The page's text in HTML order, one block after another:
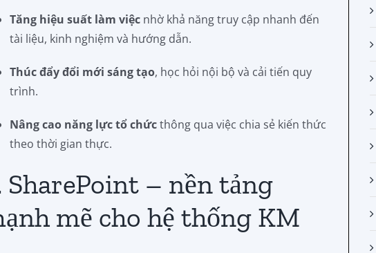
Tăng hiệu suất làm việc nhờ khả năng truy cập nhanh đến
tài liệu, kinh nghiệm và hướng dẫn.
Thúc đẩy đổi mới sáng tạo, học hỏi nội bộ và cải tiến quy
trình.
Nâng cao năng lực tổ chứcthông qua việc chia sẻ kiến thức
theo thời gian thực.
SharePoint – nền tảng
mẽ cho hệ thống KM